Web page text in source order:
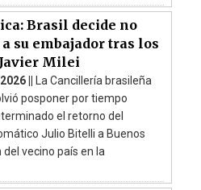
Brasil decide no
su embajador tras los
Milei
||
La Cancillería brasileña
posponer por tiempo
el retorno del
Julio Bitelli a Buenos
vecino país en la